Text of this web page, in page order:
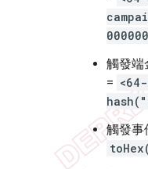
觸發端
=
觸發事